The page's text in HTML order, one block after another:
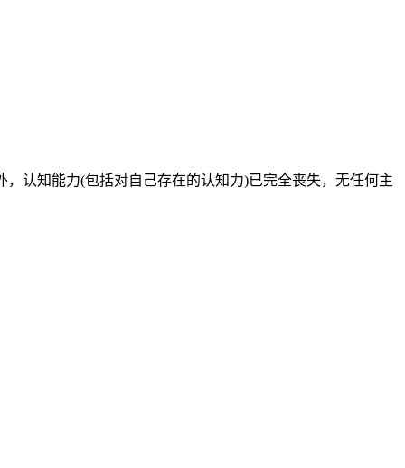
认知能力(包括对自己存在的认知力)已完全丧失，无任何主